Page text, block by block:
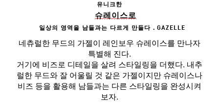
유니크한
슈레이스로
일상의 영역을 남들과는 다르게 만들다 . GAZELLE
네츄럴한 무드의 가젤이 레인보우 슈레이스를 만나자
특별해 진다.
거기에 비즈로 디테일을 살려 스타일링을 더했다. 내추
럴한 무드와 잘 어울릴 것 같은 가젤이지만 슈레이스나
비즈 등을 활용해 남들과는 다른 스타일링을 완성시켜
보자.